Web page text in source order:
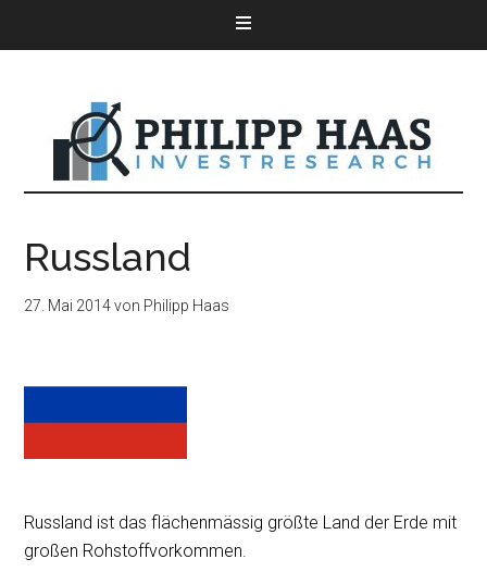
Russland
27. Mai 2014von Philipp Haas
Russland ist das flächenmässig größte Land der Erde mit
großen Rohstoffvorkommen.